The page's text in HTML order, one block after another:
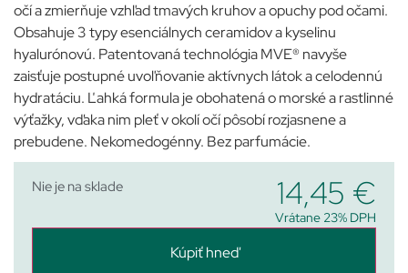
očí a zmierňuje vzhľad tmavých kruhov a opuchy pod očami.
Obsahuje 3 typy esenciálnych ceramidov a kyselinu
hyalurónovú. Patentovaná technológia MVE® navyše
zaisťuje postupné uvoľňovanie aktívnych látok a celodennú
hydratáciu. Ľahká formula je obohatená o morské a rastlinné
výťažky, vďaka nim pleť v okolí očí pôsobí rozjasnene a
prebudene. Nekomedogénny. Bez parfumácie.
Nie je na sklade 14,45 €
Vrátane 23% DPH
Kúpiť hneď